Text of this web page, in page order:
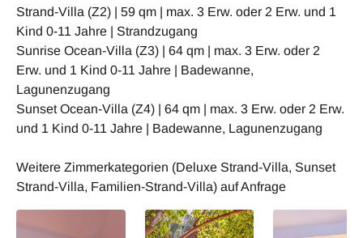
Strand-Villa (Z2) | 59 qm | max. 3 Erw. oder 2 Erw. und 1
Kind 0-11 Jahre | Strandzugang
Sunrise Ocean-Villa (Z3) | 64 qm | max. 3 Erw. oder 2
Erw. und 1 Kind 0-11 Jahre | Badewanne,
Lagunenzugang
Sunset Ocean-Villa (Z4) | 64 qm | max. 3 Erw. oder 2 Erw.
und 1 Kind 0-11 Jahre | Badewanne, Lagunenzugang
Weitere Zimmerkategorien (Deluxe Strand-Villa, Sunset
Strand-Villa, Familien-Strand-Villa) auf Anfrage